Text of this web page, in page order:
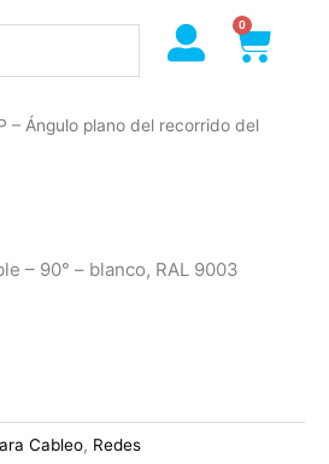
0
Cart
– Ángulo plano del recorrido del
– 90° – blanco, RAL 9003
Cableo, Redes